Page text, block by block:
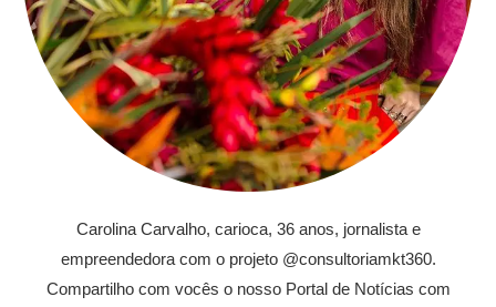
Carolina Carvalho, carioca, 36 anos, jornalista e
empreendedora com o projeto @consultoriamkt360.
Compartilho com vocês o nosso Portal de Notícias com